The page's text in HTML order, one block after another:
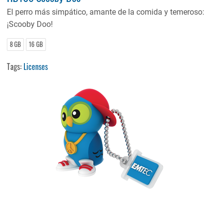
El perro más simpático, amante de la comida y temeroso:
¡Scooby Doo!
8 GB 16 GB
Tags: Licenses